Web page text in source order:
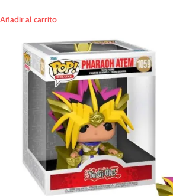
Añadir al carrito